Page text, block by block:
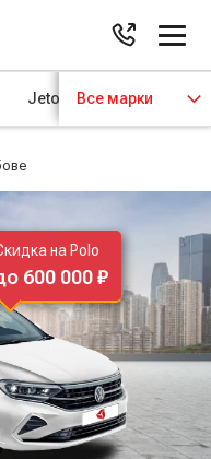
Jetour (8) Kaiyi (4)
Все марки
на Polo
600 000 ₽